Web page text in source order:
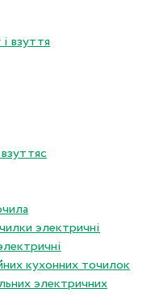
взуття
электричнi
кухонних точилок
электричних